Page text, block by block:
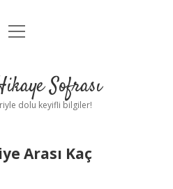
Anasayfa
Uyarı
menüyü
Sofrası
dolu keyifli bilgiler!
Arası Kaç